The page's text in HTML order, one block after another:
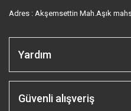
Adres : Akşemsettin Mah.Aşık
Yardım
Güvenli alışveriş